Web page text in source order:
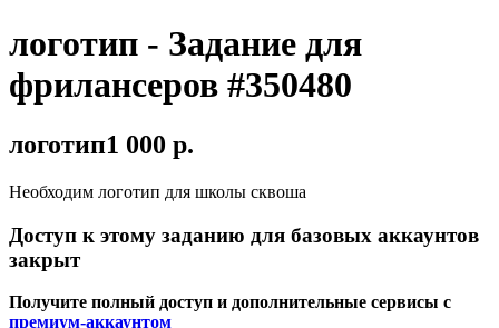
логотип - Задание для
фрилансеров #350480
логотип1 000 р.
Необходим логотип для школы сквоша
Доступ к этому заданию для базовых аккаунтов
закрыт
Получите полный доступ и дополнительные сервисы с
премиум-аккаунтом